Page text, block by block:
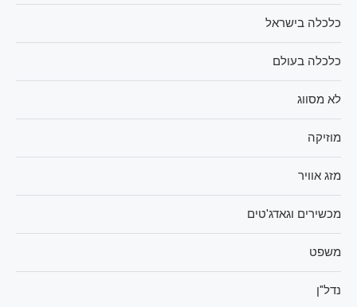
כלכלה בישראל
כלכלה בעולם
לא מסווג
מוזיקה
מזג אוויר
מכשירים וגאדג'טים
משפט
נדל"ן